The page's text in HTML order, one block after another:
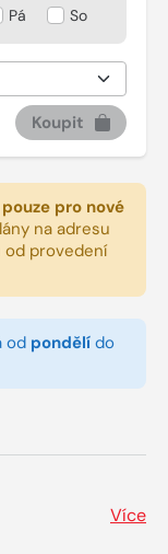
Pá So
Koupit
pro nové
na adresu
od provedení
od pondělí do
Více